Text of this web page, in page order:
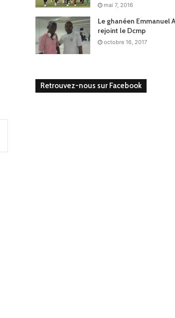
mai 7, 2016
Le ghanéen Emmanuel
rejoint le Dcmp
octobre 16, 2017
Retrouvez-nous sur Facebook